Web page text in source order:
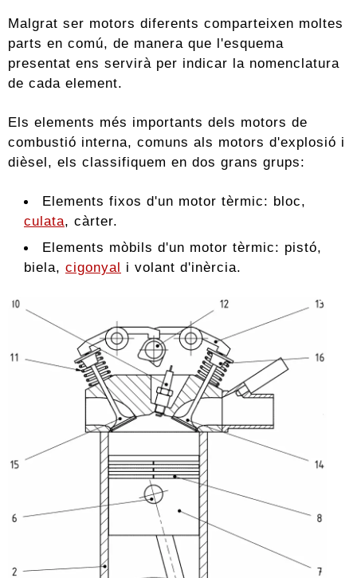
Malgrat ser motors diferents comparteixen moltes
parts en comú, de manera que l'esquema
presentat ens servirà per indicar la nomenclatura
de cada element.
Els elements més importants dels motors de
combustió interna, comuns als motors d'explosió i
dièsel, els classifiquem en dos grans grups:
Elements fixos d'un motor tèrmic: bloc,
culata, càrter.
Elements mòbils d'un motor tèrmic: pistó,
biela, cigonyal i volant d'inèrcia.